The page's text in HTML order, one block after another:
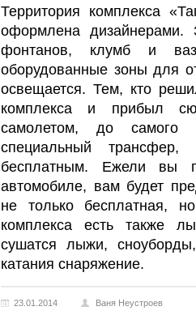
Территория комплекса
оформлена дизайнерами.
фонтанов, клумб и
оборудованные зоны для
освещается. Тем, кто
комплекса и прибыл
самолетом, до самого
специальный трансфер,
бесплатным. Ежели вы
автомобиле, вам будет
не только бесплатная,
комплекса есть также
сушатся лыжи,
катания снаряжение.
23.01.2014 Ваня Неустроев